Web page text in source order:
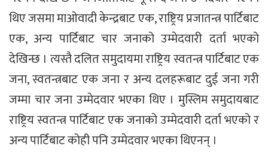
थिए जसमा माओवादी केन्द्रबाट एक, राष्ट्रिय प्रजातन्त्र पार्टिबाट
एक, अन्य पार्टिबाट चार जनाको उम्मेदवारी दर्ता भएको
देखिन्छ । त्यस्तै दलित समुदायमा राष्ट्रिय स्वतन्त्र पार्टिबाट एक
जना, स्वतन्त्रबाट एक जना र अन्य दलहरूबाट दुई जना गरी
जम्मा चार जना उम्मेदवार भएका थिए । मुस्लिम समुदायबाट
राष्ट्रिय स्वतन्त्र पार्टिबाट एक जनाको उम्मेदवारी दर्ता भएको र
अन्य पार्टिबाट कोही पनि उम्मेदवार भएका थिएनन् ।